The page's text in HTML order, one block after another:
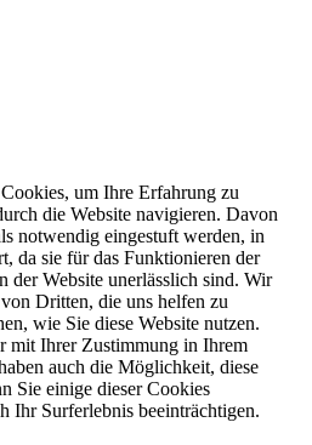
um Ihre Erfahrung zu
die Website navigieren. Davon
notwendig eingestuft werden, in
da sie für das Funktionieren der
der Website unerlässlich sind. Wir
Dritten, die uns helfen zu
wie Sie diese Website nutzen.
mit Ihrer Zustimmung in Ihrem
auch die Möglichkeit, diese
Sie einige dieser Cookies
Ihr Surferlebnis beeinträchtigen.